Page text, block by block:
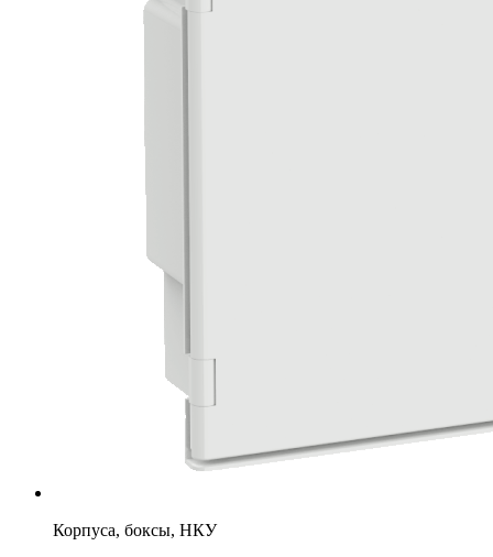
Корпуса, боксы, НКУ